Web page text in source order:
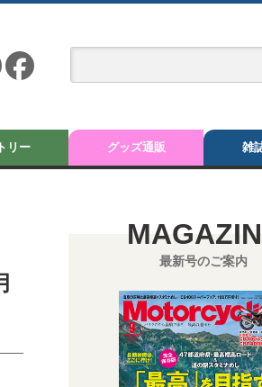
リー グッズ通販 雑
最新号のご案内